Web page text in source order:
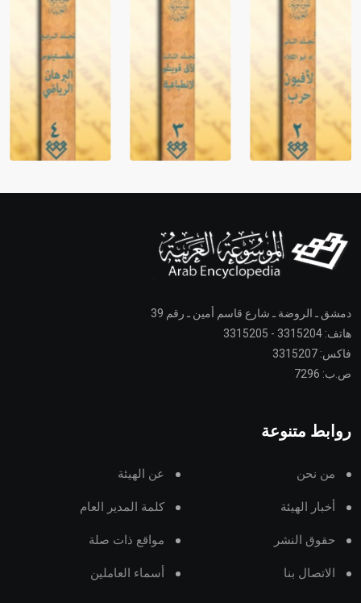
دمشق ـ الروضة ـ شارع قاسم أمين ـ رقم 39
هاتف: 3315204 - 3315205
فاكس: 3315207
ص.ب: 7296
روابط متنوعة
من نحن عن الهيئة
أخبار الهيئة كلمة المدير العام
حقوق النشر مواقع ذات صلة
الاتصال بنا أسماء العاملين